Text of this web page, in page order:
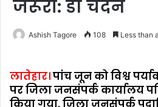
जरूरी: डा चंदन
Ashish Tagore 108 Less than
लातेहार।पांंच जून को विश्व
पर जिला जनसंपर्क कार्यालय